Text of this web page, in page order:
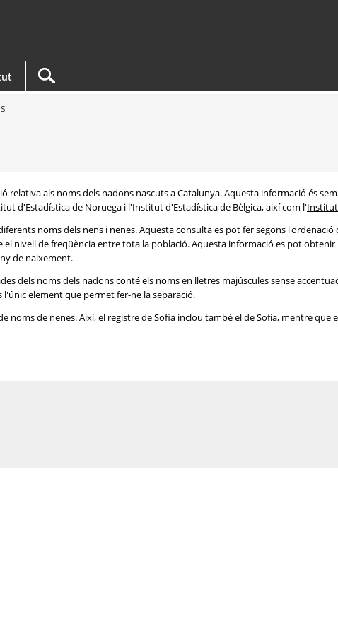
relativa als noms dels nadons nascuts a Catalunya. Aquesta informació és
d'Estadística de Noruega i l'Institut d'Estadística de Bèlgica, així com l'
noms dels nens i nenes. Aquesta consulta es pot fer segons
nivell de freqüència entre tota la població. Aquesta informació es pot
de naixement.
dels noms dels nadons conté els noms en lletres majúscules sense
element que permet fer-ne la separació.
de nenes. Així, el registre de Sofia inclou també el de Sofía, mentre que